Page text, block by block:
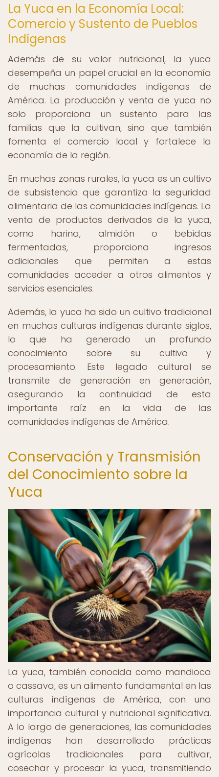
La Yuca en la Economía Local:
Comercio y Sustento de Pueblos
Indígenas
Además de su valor nutricional, la yuca
desempeña un papel crucial en la economía
de muchas comunidades indígenas de
América. La producción y venta de yuca no
solo proporciona un sustento para las
familias que la cultivan, sino que también
fomenta el comercio local y fortalece la
economía de la región.
En muchas zonas rurales, la yuca es un cultivo
de subsistencia que garantiza la seguridad
alimentaria de las comunidades indígenas. La
venta de productos derivados de la yuca,
como harina, almidón o bebidas
fermentadas, proporciona ingresos
adicionales que permiten a estas
comunidades acceder a otros alimentos y
servicios esenciales.
Además, la yuca ha sido un cultivo tradicional
en muchas culturas indígenas durante siglos,
lo que ha generado un profundo
conocimiento sobre su cultivo y
procesamiento. Este legado cultural se
transmite de generación en generación,
asegurando la continuidad de esta
importante raíz en la vida de las
comunidades indígenas de América.
Conservación y Transmisión
del Conocimiento sobre la
Yuca
La yuca, también conocida como mandioca
o cassava, es un alimento fundamental en las
culturas indígenas de América, con una
importancia cultural y nutricional significativa.
A lo largo de generaciones, las comunidades
indígenas han desarrollado prácticas
agrícolas tradicionales para cultivar,
cosechar y procesar la yuca, transmitiendo